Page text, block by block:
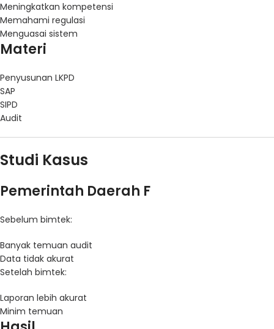
Meningkatkan kompetensi
Memahami regulasi
Menguasai sistem
Materi
Penyusunan LKPD
SAP
SIPD
Audit
Studi Kasus
Pemerintah Daerah F
Sebelum bimtek:
Banyak temuan audit
Data tidak akurat
Setelah bimtek:
Laporan lebih akurat
Minim temuan